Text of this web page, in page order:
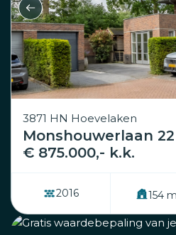
3871 HN Hoevelaken
Monshouwerlaan 22
€ 875.000,- k.k.
2016 154